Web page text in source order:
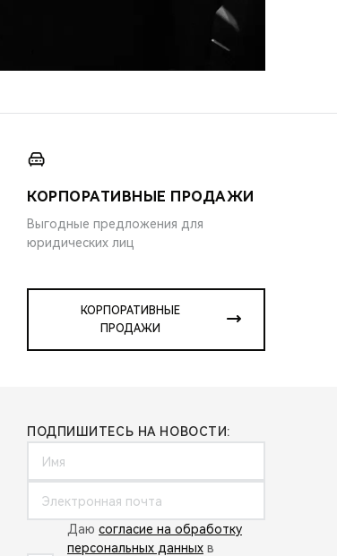
КОРПОРАТИВНЫЕ ПРОДАЖИ
Выгодные предложения для
юридических лиц
КОРПОРАТИВНЫЕ
ПРОДАЖИ
ПОДПИШИТЕСЬ НА НОВОСТИ:
Даю согласие на обработку
персональных данных в